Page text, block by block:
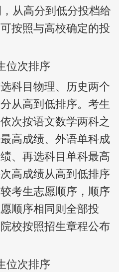
从高分到低分投档给
按照与高校确定的投
次排序
目物理、历史两个
从高到低排序。考生
次按语文数学两科之
高成绩、外语单科成
、再选科目单科最高
高成绩从高到低排序
考生志愿顺序，顺序
顺序相同则全部投
校按照招生章程公布
次排序